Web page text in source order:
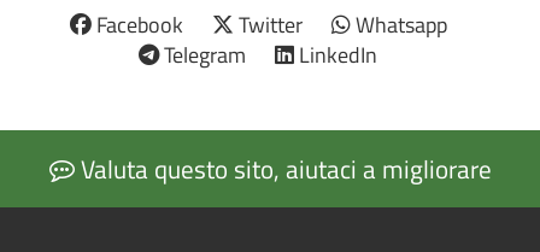
Facebook
Twitter
Whatsapp
Telegram
LinkedIn
Valuta questo sito, aiutaci a migliorare